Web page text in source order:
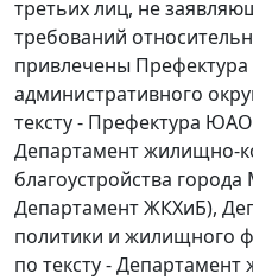
третьих лиц, не
требований
привлечены
административного
тексту - Префектура
Департамент жилищно-
благоустройства
Департамент ЖКХиБ),
политики и жилищного
по тексту -